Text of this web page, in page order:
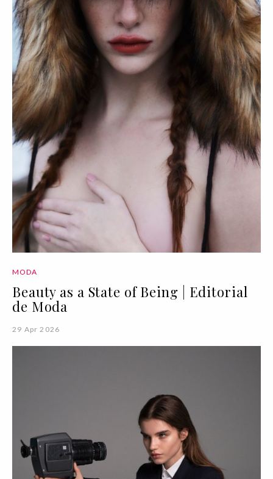
MODA
Beauty as a State of Being | Editorial
de Moda
29 Apr 2026